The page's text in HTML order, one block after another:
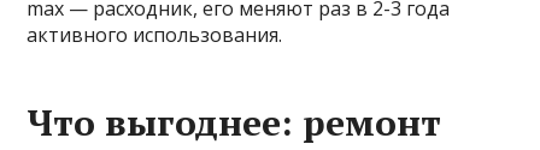
max — расходник, его меняют раз в 2-3 года
активного использования.
Что выгоднее: ремонт